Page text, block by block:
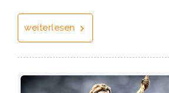
weiterlesen